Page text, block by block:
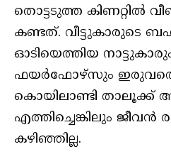
തൊട്ടടുത്ത കിണറ്റിൽ
കണ്ടത്. വീട്ടുകാരുടെ
ഓടിയെത്തിയ നാട്ടുകാരും
ഫയർഫോഴ്സും
കൊയിലാണ്ടി താലൂക്ക്
എത്തിച്ചെങ്കിലും ജീവൻ
കഴിഞ്ഞില്ല.